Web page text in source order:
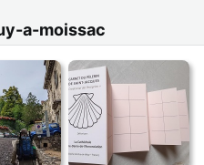
a-moissac